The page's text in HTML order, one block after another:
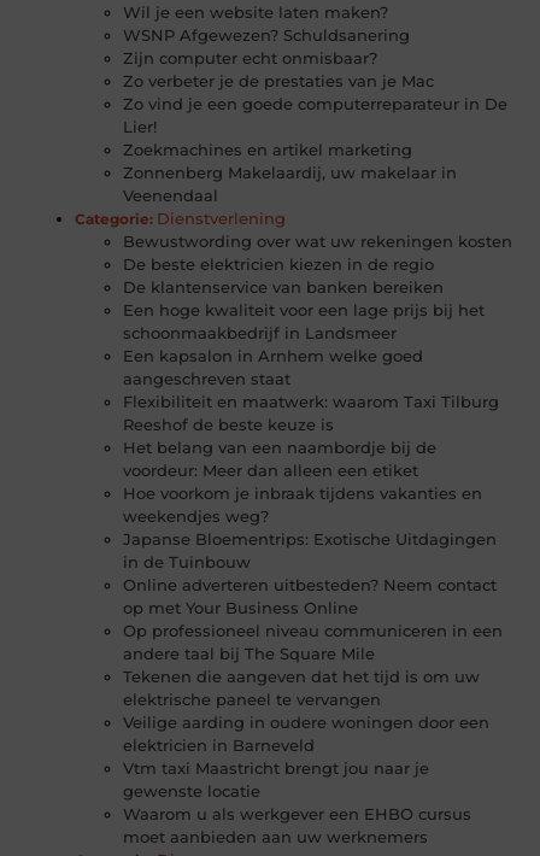
Wil je een website laten maken?
WSNP Afgewezen? Schuldsanering
Zijn computer echt onmisbaar?
Zo verbeter je de prestaties van je Mac
Zo vind je een goede computerreparateur in De
Lier!
Zoekmachines en artikel marketing
Zonnenberg Makelaardij, uw makelaar in
Veenendaal
Categorie: Dienstverlening
Bewustwording over wat uw rekeningen kosten
De beste elektricien kiezen in de regio
De klantenservice van banken bereiken
Een hoge kwaliteit voor een lage prijs bij het
schoonmaakbedrijf in Landsmeer
Een kapsalon in Arnhem welke goed
aangeschreven staat
Flexibiliteit en maatwerk: waarom Taxi Tilburg
Reeshof de beste keuze is
Het belang van een naambordje bij de
voordeur: Meer dan alleen een etiket
Hoe voorkom je inbraak tijdens vakanties en
weekendjes weg?
Japanse Bloementrips: Exotische Uitdagingen
in de Tuinbouw
Online adverteren uitbesteden? Neem contact
op met Your Business Online
Op professioneel niveau communiceren in een
andere taal bij The Square Mile
Tekenen die aangeven dat het tijd is om uw
elektrische paneel te vervangen
Veilige aarding in oudere woningen door een
elektricien in Barneveld
Vtm taxi Maastricht brengt jou naar je
gewenste locatie
Waarom u als werkgever een EHBO cursus
moet aanbieden aan uw werknemers